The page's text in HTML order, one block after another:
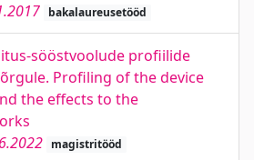
bakalaureusetööd
sööstvoolude profiilide
Profiling of the device
the effects to the
magistritööd